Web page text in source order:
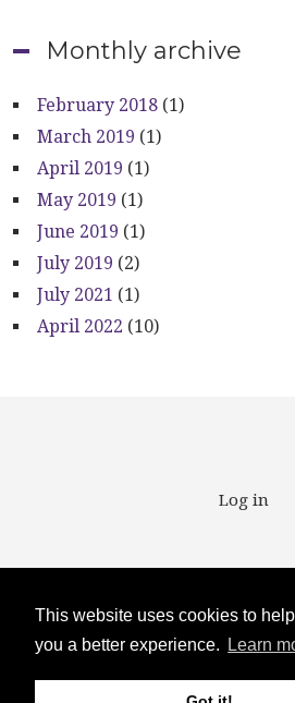
This website uses cookies to
you a better experience.
Learn
Monthly archive
February 2018 (1)
March 2019 (1)
April 2019 (1)
May 2019 (1)
June 2019 (1)
July 2019 (2)
July 2021 (1)
April 2022 (10)
User accountLog in
Copyright